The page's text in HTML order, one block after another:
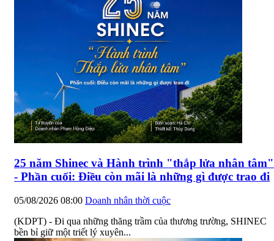
25 năm Shinec và Hành trình "thắp lửa nhân tâm"
- Phần cuối: Điều còn mãi là những gì được trao đi
05/08/2026 08:00 Doanh nhân thời cuộc
(KDPT) - Đi qua những thăng trầm của thương trường, SHINEC
bền bỉ giữ một triết lý xuyên...